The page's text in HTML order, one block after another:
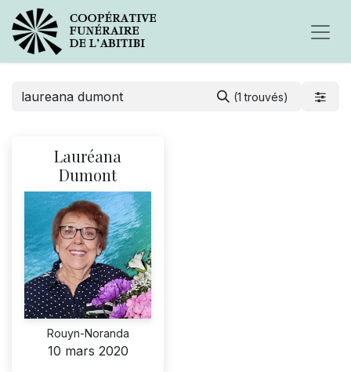
(1 trouvés)
Lauréana
Dumont
Rouyn-Noranda
10 mars 2020